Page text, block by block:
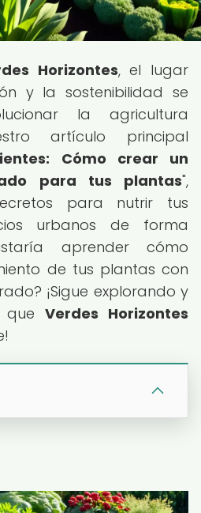
Horizontes, el lugar
y la sostenibilidad se
la agricultura
artículo principal
Cómo crear un
para tus plantas",
para nutrir tus
urbanos de forma
aprender cómo
de tus plantas con
¡Sigue explorando y
Verdes Horizontes